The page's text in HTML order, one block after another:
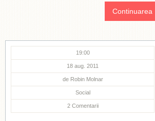
Continuarea
19:00
18 aug. 2011
de Robin Molnar
Social
2 Comentarii